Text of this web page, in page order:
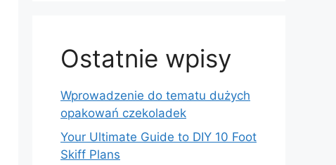
Ostatnie wpisy
Wprowadzenie do tematu dużych
opakowań czekoladek
Your Ultimate Guide to DIY 10 Foot
Skiff Plans